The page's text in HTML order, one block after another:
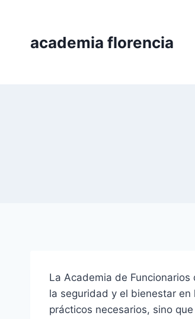
contenidoacademia florencia
La Academia de
la seguridad y el bienestar
prácticos necesarios, sino